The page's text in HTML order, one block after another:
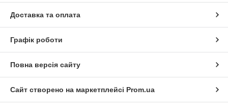
Доставка та оплата
Графік роботи
Повна версія сайту
Сайт створено на маркетплейсі Prom.ua